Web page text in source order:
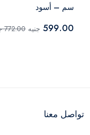
سم – أسود
599.00 جنيه 772.00 جنيه
تواصل معنا